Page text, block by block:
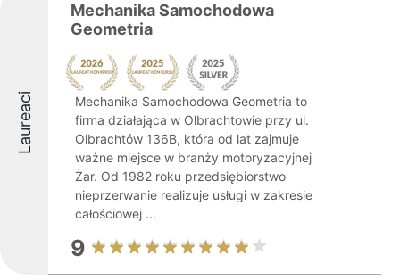
Laureaci
Mechanika Samochodowa
Geometria
Mechanika Samochodowa Geometria to
firma działająca w Olbrachtowie przy ul.
Olbrachtów 136B, która od lat zajmuje
ważne miejsce w branży motoryzacyjnej
Żar. Od 1982 roku przedsiębiorstwo
nieprzerwanie realizuje usługi w zakresie
całościowej ...
9